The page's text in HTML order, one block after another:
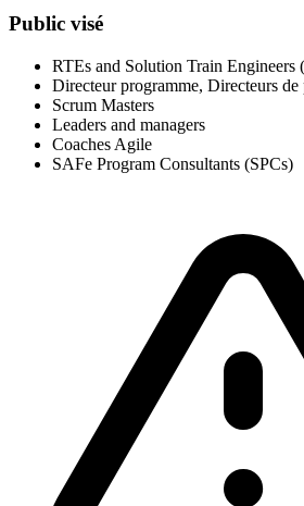
Public visé
RTEs and Solution Train Engineers (
Directeur programme, Directeurs de
Scrum Masters
Leaders and managers
Coaches Agile
SAFe Program Consultants (SPCs)